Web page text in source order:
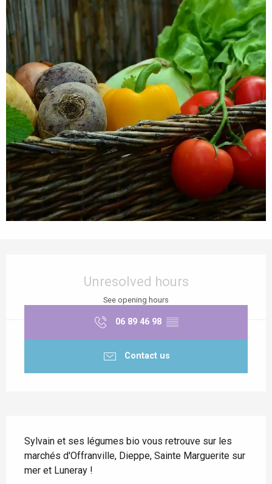
Unresolved hours
See opening hours
06 89 46 98 ▒▒
Contact us
Sylvain et ses légumes bio vous retrouve sur les
marchés d'Offranville, Dieppe, Sainte Marguerite sur
mer et Luneray !